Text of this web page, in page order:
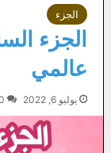
الجزء
الجزء
عالمي
يوليو 6, 2022